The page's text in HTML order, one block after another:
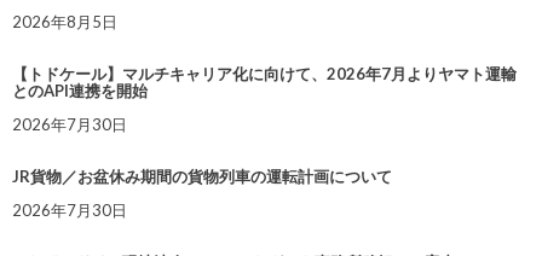
2026年8月5日
【トドケール】マルチキャリア化に向けて、2026年7月よりヤマト運輸
とのAPI連携を開始
2026年7月30日
JR貨物／お盆休み期間の貨物列車の運転計画について
2026年7月30日